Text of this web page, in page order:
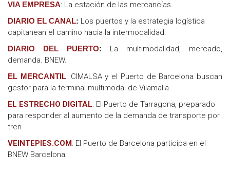
VIA EMPRESA: La estación de las mercancías.
DIARIO EL CANAL: Los puertos y la estrategia logística
capitanean el camino hacia la intermodalidad.
DIARIO DEL PUERTO: La multimodalidad, mercado,
demanda. BNEW.
EL MERCANTIL: CIMALSA y el Puerto de Barcelona buscan
gestor para la terminal multimodal de Vilamalla.
EL ESTRECHO DIGITAL: El Puerto de Tarragona, preparado
para responder al aumento de la demanda de transporte por
tren.
VEINTEPIES.COM: El Puerto de Barcelona participa en el
BNEW Barcelona.